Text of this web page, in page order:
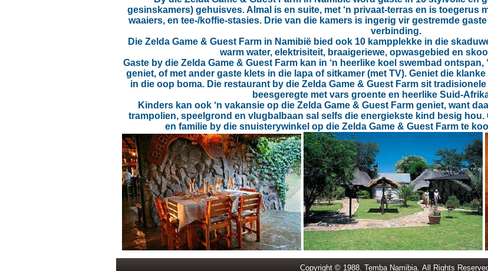
gesinskamers) gehuisves. Almal is en suite, met ‘n privaat-terras en is toegerus
waaiers, en tee-/koffie-stasies. Drie van die kamers is ingerig vir gestremde
verbinding.
Die Zelda Game & Guest Farm in Namibië bied ook 10 kampplekke in die
warm water, elektrisiteit, braaigeriewe, opwasgebied en
Gaste by die Zelda Game & Guest Farm kan in ‘n heerlike koel swembad
geniet, of met ander gaste klets in die lapa of sitkamer (met TV). Geniet die
in die oop boma. Die restaurant by die Zelda Game & Guest Farm sit
beesgeregte met vars groente en heerlike Suid-
Kinders kan ook ‘n vakansie op die Zelda Game & Guest Farm geniet, want
trampolien, speelgrond en vlugbalbaan sal selfs die energiekste kind besig
en familie by die snuisterywinkel op die Zelda Game & Guest Farm te
Copyright © 1988. Temba Namibia. All Rights